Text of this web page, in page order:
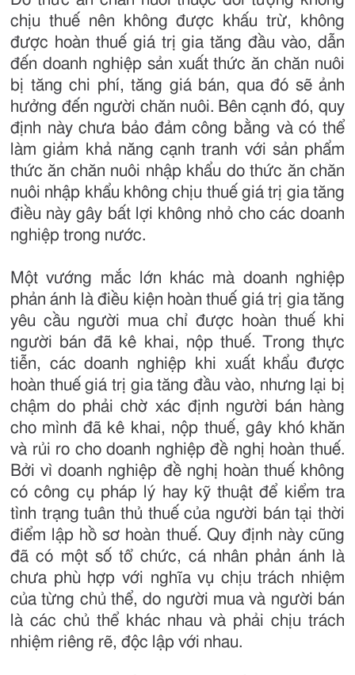
chịu thuế nên không được khấu trừ, không
được hoàn thuế giá trị gia tăng đầu vào, dẫn
đến doanh nghiệp sản xuất thức ăn chăn nuôi
bị tăng chi phí, tăng giá bán, qua đó sẽ ảnh
hưởng đến người chăn nuôi. Bên cạnh đó, quy
định này chưa bảo đảm công bằng và có thể
làm giảm khả năng cạnh tranh với sản phẩm
thức ăn chăn nuôi nhập khẩu do thức ăn chăn
nuôi nhập khẩu không chịu thuế giá trị gia tăng
điều này gây bất lợi không nhỏ cho các doanh
nghiệp trong nước.
Một vướng mắc lớn khác mà doanh nghiệp
phản ánh là điều kiện hoàn thuế giá trị gia tăng
yêu cầu người mua chỉ được hoàn thuế khi
người bán đã kê khai, nộp thuế. Trong thực
tiễn, các doanh nghiệp khi xuất khẩu được
hoàn thuế giá trị gia tăng đầu vào, nhưng lại bị
chậm do phải chờ xác định người bán hàng
cho mình đã kê khai, nộp thuế, gây khó khăn
và rủi ro cho doanh nghiệp đề nghị hoàn thuế.
Bởi vì doanh nghiệp đề nghị hoàn thuế không
có công cụ pháp lý hay kỹ thuật để kiểm tra
tình trạng tuân thủ thuế của người bán tại thời
điểm lập hồ sơ hoàn thuế. Quy định này cũng
đã có một số tổ chức, cá nhân phản ánh là
chưa phù hợp với nghĩa vụ chịu trách nhiệm
của từng chủ thể, do người mua và người bán
là các chủ thể khác nhau và phải chịu trách
nhiệm riêng rẽ, độc lập với nhau.